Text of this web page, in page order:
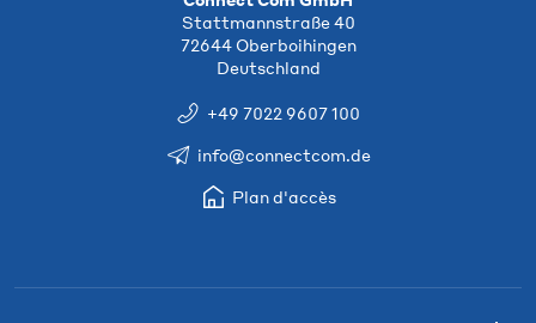
Stattmannstraße 40
72644 Oberboihingen
Deutschland
+49 7022 9607 100
info@connectcom.de
Plan d'accès